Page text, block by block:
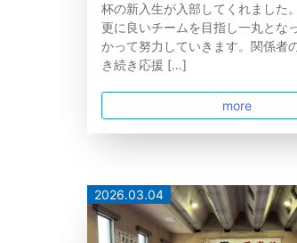
杯の新入生が入部してくれました
更に良いチームを目指し一丸とな
かって努力していきます。関係者
き続き応援 […]
more
2026.03.04